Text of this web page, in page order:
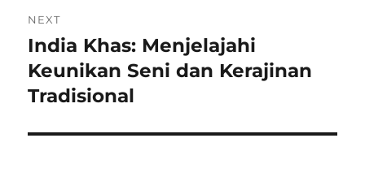
NEXT
Next
post:
India Khas: Menjelajahi
Keunikan Seni dan Kerajinan
Tradisional